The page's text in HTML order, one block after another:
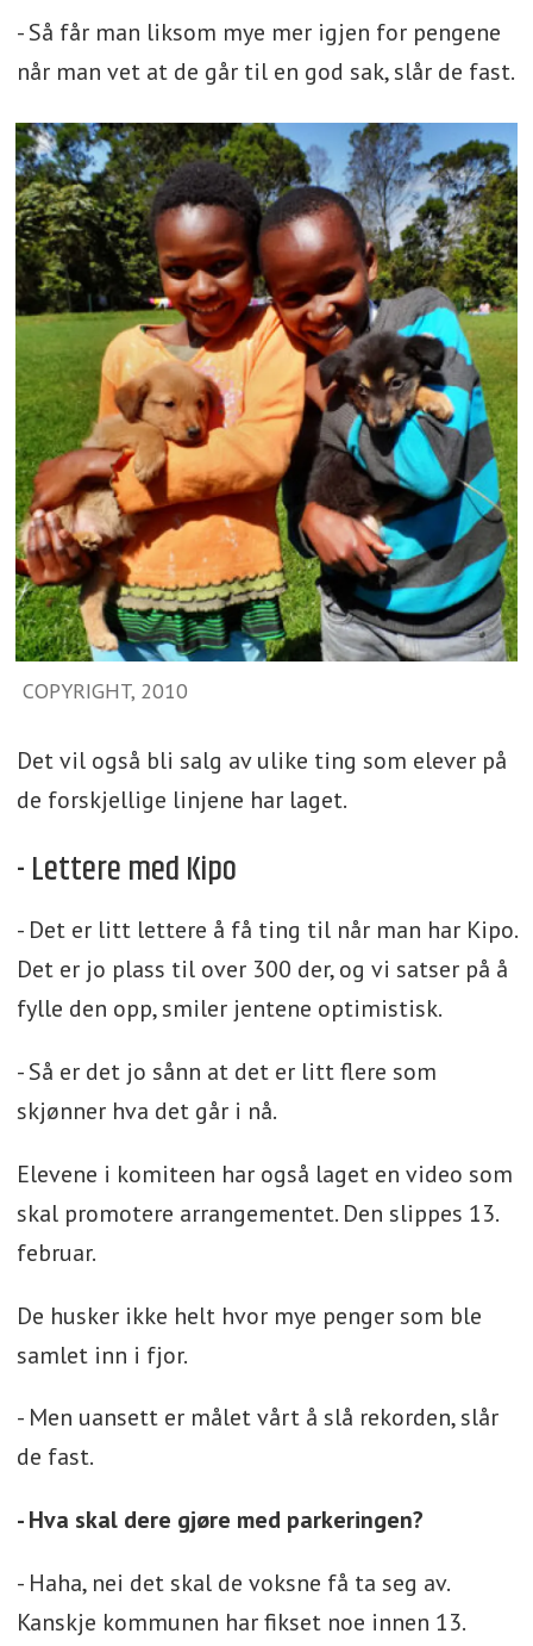
- Så får man liksom mye mer igjen for pengene
når man vet at de går til en god sak, slår de fast.
COPYRIGHT, 2010
Det vil også bli salg av ulike ting som elever på
de forskjellige linjene har laget.
- Lettere med Kipo
- Det er litt lettere å få ting til når man har Kipo.
Det er jo plass til over 300 der, og vi satser på å
fylle den opp, smiler jentene optimistisk.
- Så er det jo sånn at det er litt flere som
skjønner hva det går i nå.
Elevene i komiteen har også laget en video som
skal promotere arrangementet. Den slippes 13.
februar.
De husker ikke helt hvor mye penger som ble
samlet inn i fjor.
- Men uansett er målet vårt å slå rekorden, slår
de fast.
- Hva skal dere gjøre med parkeringen?
- Haha, nei det skal de voksne få ta seg av.
Kanskje kommunen har fikset noe innen 13.